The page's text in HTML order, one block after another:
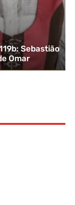
Sebastião
Omar